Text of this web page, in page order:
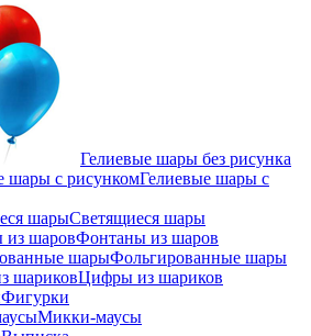
Гелиевые шары без рисунка
Гелиевые шары с
Светящиеся шары
Фонтаны из шаров
Фольгированные шары
Цифры из шариков
Фигурки
Микки-маусы